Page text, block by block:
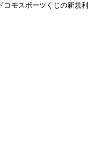
モスポーツくじの新規利